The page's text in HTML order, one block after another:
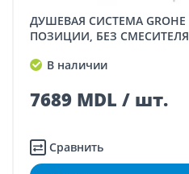
ДУШЕВАЯ СИСТЕМА GROHE NEW TEMPESTA 210, 2
ПОЗИЦИИ, БЕЗ СМЕСИТЕЛЯ
В наличии
7689 MDL / шт.
Сравнить